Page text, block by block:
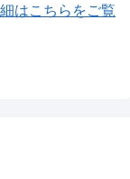
はこちらをご覧